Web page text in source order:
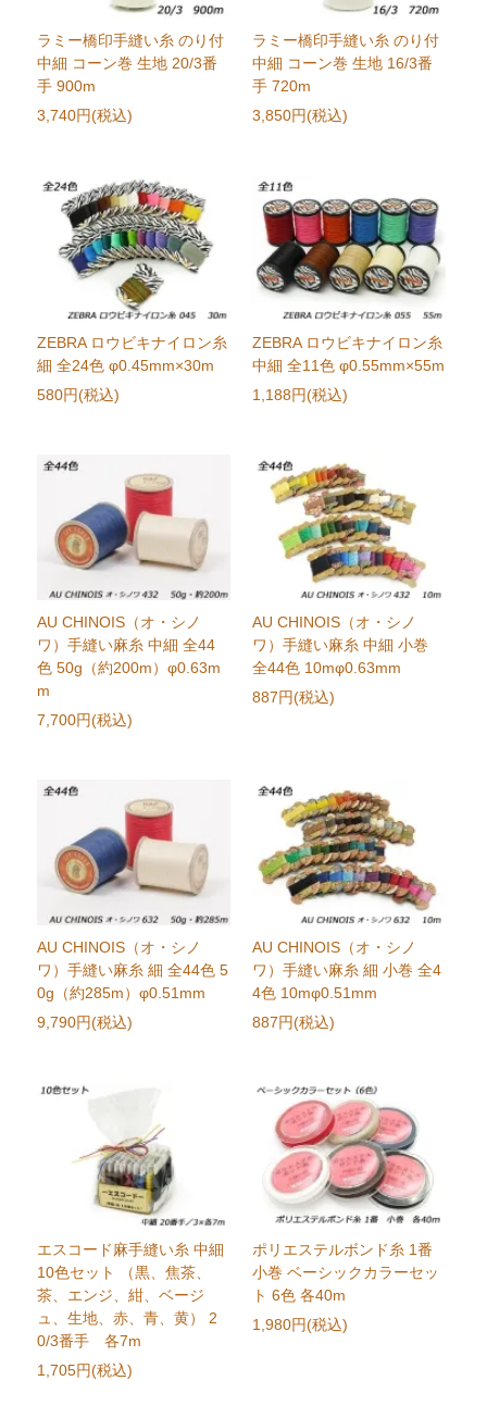
ラミー橋印手縫い糸 のり付
中細 コーン巻 生地 20/3番
手 900m
3,740円(税込)
ラミー橋印手縫い糸 のり付
中細 コーン巻 生地 16/3番
手 720m
3,850円(税込)
ZEBRA ロウビキナイロン糸
細 全24色 φ0.45mm×30m
580円(税込)
ZEBRA ロウビキナイロン糸
中細 全11色 φ0.55mm×55m
1,188円(税込)
AU CHINOIS（オ・シノ
ワ）手縫い麻糸 中細 全44
色 50g（約200m）φ0.63m
m
7,700円(税込)
AU CHINOIS（オ・シノ
ワ）手縫い麻糸 中細 小巻
全44色 10mφ0.63mm
887円(税込)
AU CHINOIS（オ・シノ
ワ）手縫い麻糸 細 全44色 5
0g（約285m）φ0.51mm
9,790円(税込)
AU CHINOIS（オ・シノ
ワ）手縫い麻糸 細 小巻 全4
4色 10mφ0.51mm
887円(税込)
エスコード麻手縫い糸 中細
10色セット （黒、焦茶、
茶、エンジ、紺、ベージ
ュ、生地、赤、青、黄） 2
0/3番手 各7m
1,705円(税込)
ポリエステルボンド糸 1番
小巻 ベーシックカラーセッ
ト 6色 各40m
1,980円(税込)